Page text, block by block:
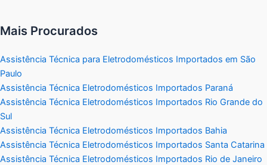
Mais Procurados
Assistência Técnica para Eletrodomésticos Importados em São
Paulo
Assistência Técnica Eletrodomésticos Importados Paraná
Assistência Técnica Eletrodomésticos Importados Rio Grande do
Sul
Assistência Técnica Eletrodomésticos Importados Bahia
Assistência Técnica Eletrodomésticos Importados Santa Catarina
Assistência Técnica Eletrodomésticos Importados Rio de Janeiro